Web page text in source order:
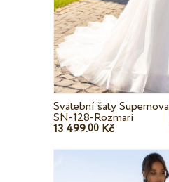
Svatební šaty Supernova
SN-128-Rozmari
13 499.00 Kč